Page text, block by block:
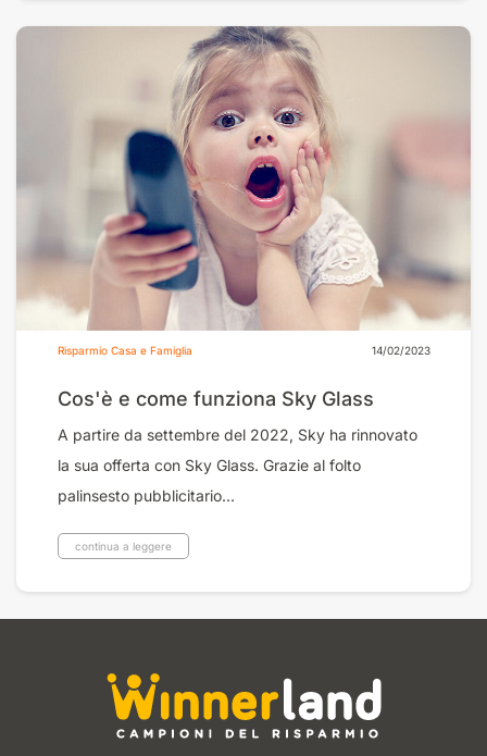
Risparmio Casa e Famiglia 14/02/2023
Cos'è e come funziona Sky Glass
A partire da settembre del 2022, Sky ha rinnovato
la sua offerta con Sky Glass. Grazie al folto
palinsesto pubblicitario...
continua a leggere